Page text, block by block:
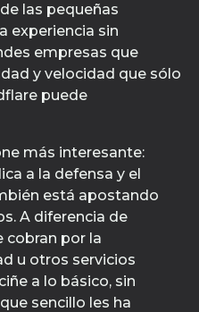
las pequeñas
experiencia sin
empresas que
y velocidad que sólo
puede
más interesante:
a la defensa y el
está apostando
A diferencia de
cobran por la
u otros servicios
a lo básico, sin
sencillo les ha